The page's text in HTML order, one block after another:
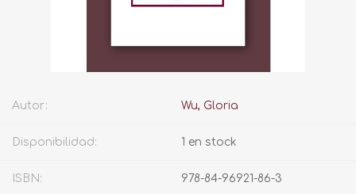
Autor: Wu, Gloria
Disponibilidad: 1 en stock
ISBN: 978-84-96921-86-3